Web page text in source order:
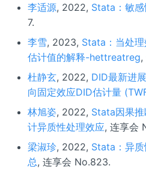
李适源, 2022, Stata：敏
7.
李雪, 2023, Stata：当处
估计值的解释-hettreatreg,
杜静玄, 2022, DID最新进
向固定效应DID估计量
林旭姿, 2022, Stata因果
计异质性处理效应, 连享会
梁淑珍, 2022, Stata：异
总, 连享会 No.823.